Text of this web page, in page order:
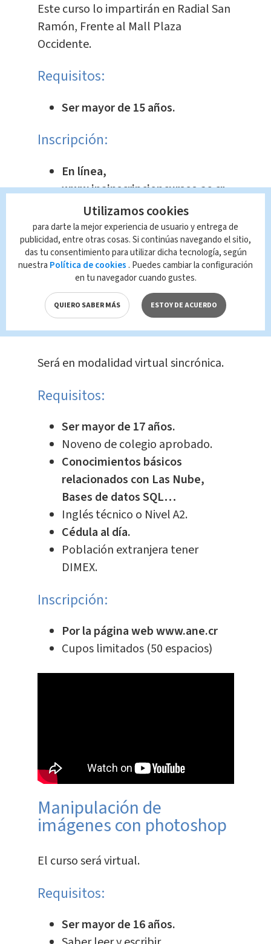
Este curso lo impartirán en Radial San
Ramón, Frente al Mall Plaza
Occidente.
Requisitos:
Ser mayor de 15 años.
Inscripción:
En línea,
www.inainscripcioncursos.ac.cr
Alas 4:00 p.m.
A partir del lunes 16 de
septiembre.
Implementación de
servicios en la nube-
Google Cloud Computing
Foundations
Será en modalidad virtual sincrónica.
Requisitos:
Ser mayor de 17 años.
Noveno de colegio aprobado.
Conocimientos básicos
relacionados con Las Nube,
Bases de datos SQL…
Inglés técnico o Nivel A2.
Cédula al día.
Población extranjera tener
DIMEX.
Inscripción:
Por la página web www.ane.cr
Cupos limitados (50 espacios)
Manipulación de
imágenes con photoshop
El curso será virtual.
Requisitos:
Ser mayor de 16 años.
Utilizamos cookies
para darte la mejor experiencia de usuario y entrega de
publicidad, entre otras cosas. Si continúas navegando el sitio,
das tu consentimiento para utilizar dicha tecnología, según
nuestra Política de cookies . Puedes cambiar la configuración
en tu navegador cuando gustes.
QUIERO SABER MÁS ESTOY DE ACUERDO